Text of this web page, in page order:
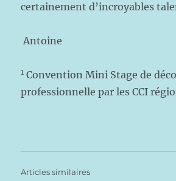
certainement d’incroyables
Antoine
1 Convention Mini Stage de
professionnelle par les CCI
Articles similaires